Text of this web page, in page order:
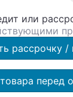
или
рассрочку /
перед